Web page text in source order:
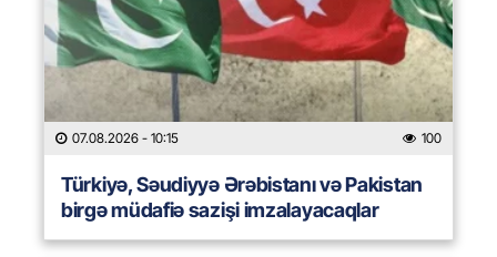
07.08.2026 - 10:15 100
Türkiyə, Səudiyyə Ərəbistanı və Pakistan
birgə müdafiə sazişi imzalayacaqlar